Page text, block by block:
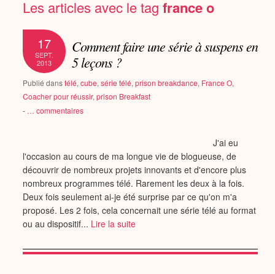
Les articles avec le tagfrance o
17
SEPT.
2013
Comment faire une série à suspens en
5 leçons ?
Publié dans télé,cube,série télé,prison breakdance, France O,
Coacher pour réussir,prison Breakfast
- … commentaires
J'ai eu
l'occasion au cours de ma longue vie de blogueuse, de
découvrir de nombreux projets innovants et d'encore plus
nombreux programmes télé. Rarement les deux à la fois.
Deux fois seulement ai-je été surprise par ce qu'on m'a
proposé. Les 2 fois, cela concernait une série télé au format
ou au dispositif... Lire la suite